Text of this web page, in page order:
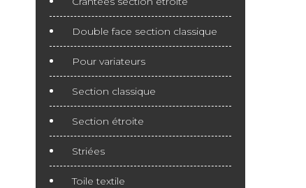
Double face section classique
Pour variateurs
Section classique
Section étroite
Striées
Toile textile